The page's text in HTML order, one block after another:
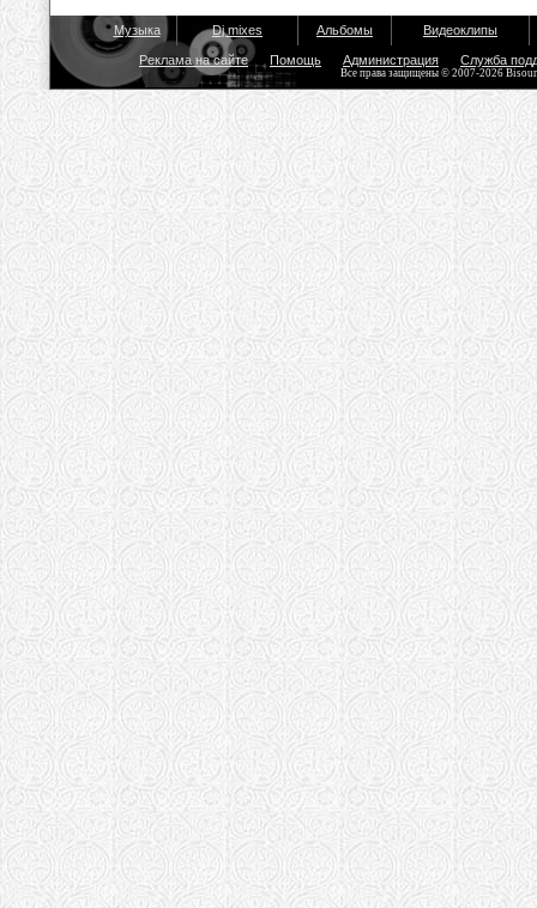
Музыка Dj mixes Альбомы Видеоклипы
Реклама на сайте Помощь Администрация Служба
Все права защищены © 2007-2026